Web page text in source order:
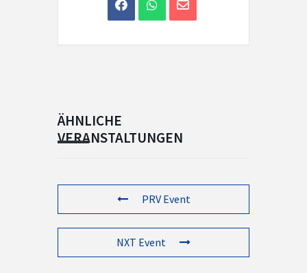
ÄHNLICHE
VERANSTALTUNGEN
PRV Event
NXT Event